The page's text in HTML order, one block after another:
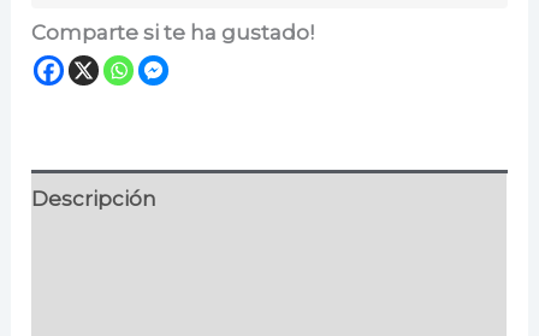
Comparte si te ha gustado!
Descripción